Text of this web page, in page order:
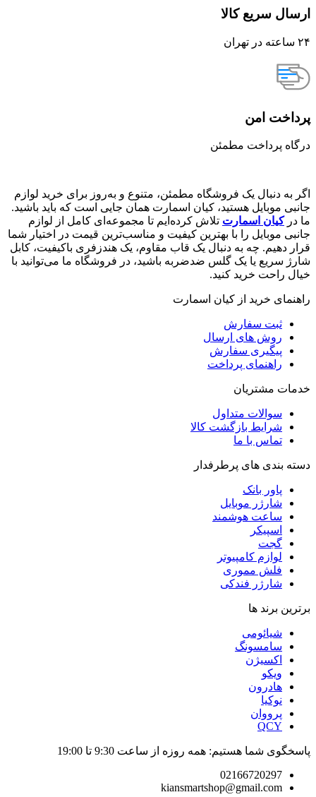
ارسال سریع کالا
۲۴ ساعته در تهران
پرداخت امن
درگاه پرداخت مطمئن
اگر به دنبال یک فروشگاه مطمئن، متنوع و به‌روز برای خرید لوازم
جانبی موبایل هستید، کیان اسمارت همان جایی است که باید باشید.
ما درکیان اسمارت تلاش کرده‌ایم تا مجموعه‌ای کامل از لوازم
جانبی موبایل را با بهترین کیفیت و مناسب‌ترین قیمت در اختیار شما
قرار دهیم. چه به دنبال یک قاب مقاوم، یک هندزفری باکیفیت، کابل
شارژ سریع یا یک گلس ضدضربه باشید، در فروشگاه ما می‌توانید با
خیال راحت خرید کنید.
راهنمای خرید از کیان اسمارت
ثبت سفارش
روش‌ های ارسال
پیگیری سفارش
راهنمای پرداخت
خدمات مشتریان
سوالات متداول
شرایط بازگشت کالا
تماس با ما
دسته بندی های پرطرفدار
پاور بانک
شارژر موبایل
ساعت هوشمند
اسپیکر
گجت
لوازم کامپیوتر
فلش مموری
شارژر فندکی
برترین برند ها
شیائومی
سامسونگ
اکسیژن
ویکو
هادرون
نوکیا
پرووان
QCY
پاسخگوی شما هستیم: همه روزه از ساعت 9:30 تا 19:00
02166720297
kiansmartshop@gmail.com